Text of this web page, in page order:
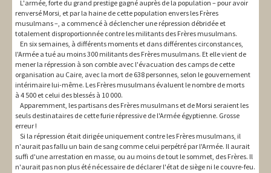
L'armée, forte du grand prestige gagné auprès de la population – pour avoir
renversé Morsi, et par la haine de cette population envers les Frères
musulmans –, a commencé à déclencher une répression débridée et
totalement disproportionnée contre les militants des Frères musulmans.
En six semaines, à différents moments et dans différentes circonstances,
l'Armée a tué au moins 300 militants des Frères musulmans. Et elle vient de
mener la répression à son comble avec l'évacuation des camps de cette
organisation au Caire, avec la mort de 638 personnes, selon le gouvernement
intérimaire lui-même. Les Frères musulmans évaluent le nombre de morts
à 4 500 et celui des blessés à 10 000.
Apparemment, les partisans des Frères musulmans et de Morsi seraient les
seuls destinataires de cette furie répressive de l'Armée égyptienne. Grosse
erreur !
Si la répression était dirigée uniquement contre les Frères musulmans, il
n'aurait pas fallu un bain de sang comme celui perpétré par l'Armée. Il aurait
suffi d'une arrestation en masse, ou au moins de tout le sommet, des Frères. Il
n'aurait pas non plus été nécessaire de déclarer l'état de siège ni le couvre-feu.